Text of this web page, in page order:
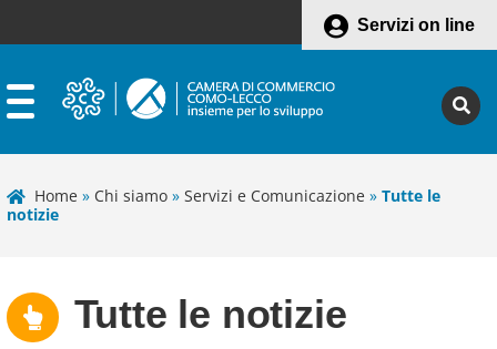
Servizi on line
Home » Chi siamo » Servizi e Comunicazione » Tutte le
notizie
Tutte le notizie